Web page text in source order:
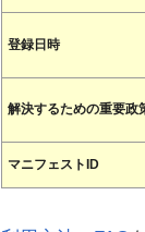
登録日時
解決するための重要政
マニフェストID